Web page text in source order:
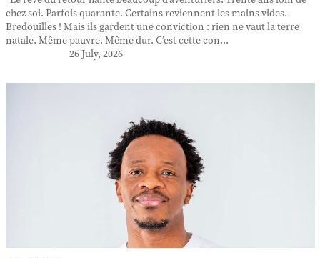
chez soi. Parfois quarante. Certains reviennent les mains vides.
Bredouilles ! Mais ils gardent une conviction : rien ne vaut la terre
natale. Même pauvre. Même dur. C’est cette con...
26 July, 2026